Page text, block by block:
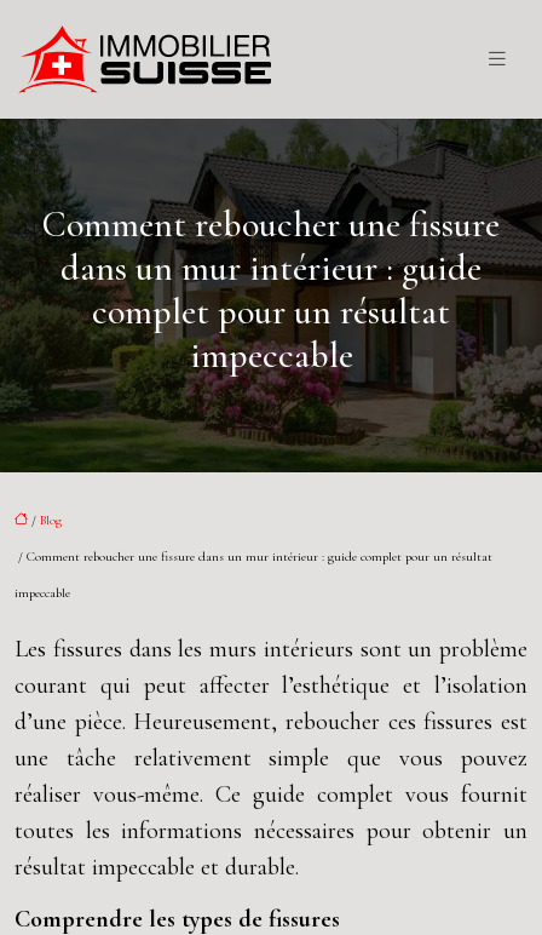
Comment reboucher une fissure
dans un mur intérieur : guide
complet pour un résultat
impeccable
/ Blog
/ Comment reboucher une fissure dans un mur intérieur : guide complet pour un résultat
impeccable
Les fissures dans les murs intérieurs sont un problème
courant qui peut affecter l’esthétique et l’isolation
d’une pièce. Heureusement, reboucher ces fissures est
une tâche relativement simple que vous pouvez
réaliser vous-même. Ce guide complet vous fournit
toutes les informations nécessaires pour obtenir un
résultat impeccable et durable.
Comprendre les types de fissures